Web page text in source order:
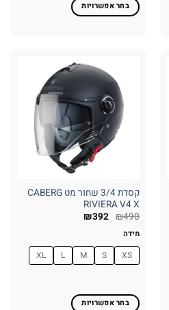
בחר אפשרויות
סוגים.
לבחור
האפשרויות
קסדת 3/4 שחור מט CABERG
RIVIERA V4 X
₪490
₪392
מידה
XS
S
M
L
XL
בחר אפשרויות